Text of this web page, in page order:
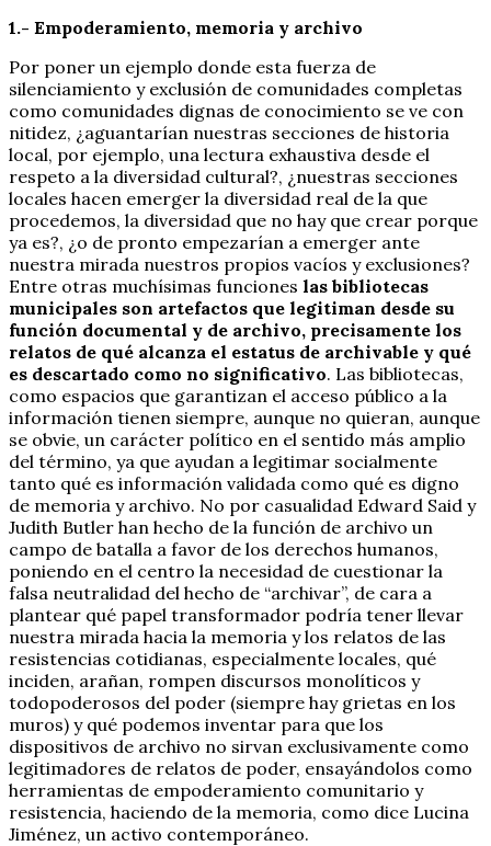
1.- Empoderamiento, memoria y archivo
Por poner un ejemplo donde esta fuerza de
silenciamiento y exclusión de comunidades completas
como comunidades dignas de conocimiento se ve con
nitidez, ¿aguantarían nuestras secciones de historia
local, por ejemplo, una lectura exhaustiva desde el
respeto a la diversidad cultural?, ¿nuestras secciones
locales hacen emerger la diversidad real de la que
procedemos, la diversidad que no hay que crear porque
ya es?, ¿o de pronto empezarían a emerger ante
nuestra mirada nuestros propios vacíos y exclusiones?
Entre otras muchísimas funciones las bibliotecas
municipales son artefactos que legitiman desde su
función documental y de archivo, precisamente los
relatos de qué alcanza el estatus de archivable y qué
es descartado como no significativo. Las bibliotecas,
como espacios que garantizan el acceso público a la
información tienen siempre, aunque no quieran, aunque
se obvie, un carácter político en el sentido más amplio
del término, ya que ayudan a legitimar socialmente
tanto qué es información validada como qué es digno
de memoria y archivo. No por casualidad Edward Said y
Judith Butler han hecho de la función de archivo un
campo de batalla a favor de los derechos humanos,
poniendo en el centro la necesidad de cuestionar la
falsa neutralidad del hecho de “archivar”, de cara a
plantear qué papel transformador podría tener llevar
nuestra mirada hacia la memoria y los relatos de las
resistencias cotidianas, especialmente locales, qué
inciden, arañan, rompen discursos monolíticos y
todopoderosos del poder (siempre hay grietas en los
muros) y qué podemos inventar para que los
dispositivos de archivo no sirvan exclusivamente como
legitimadores de relatos de poder, ensayándolos como
herramientas de empoderamiento comunitario y
resistencia, haciendo de la memoria, como dice Lucina
Jiménez, un activo contemporáneo.